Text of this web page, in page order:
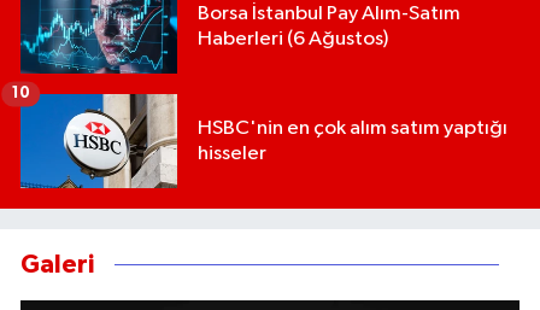
Borsa İstanbul Pay Alım-Satım
Haberleri (6 Ağustos)
HSBC'nin en çok alım satım yaptığı
hisseler
10
Galeri